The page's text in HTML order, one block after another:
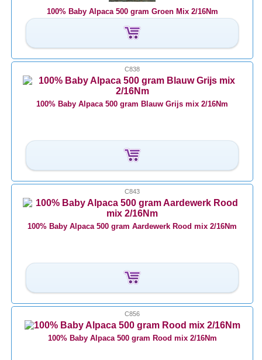
100% Baby Alpaca 500 gram Groen Mix 2/16Nm
C838
100% Baby Alpaca 500 gram Blauw Grijs mix 2/16Nm
C843
100% Baby Alpaca 500 gram Aardewerk Rood mix 2/16Nm
C856
100% Baby Alpaca 500 gram Rood mix 2/16Nm